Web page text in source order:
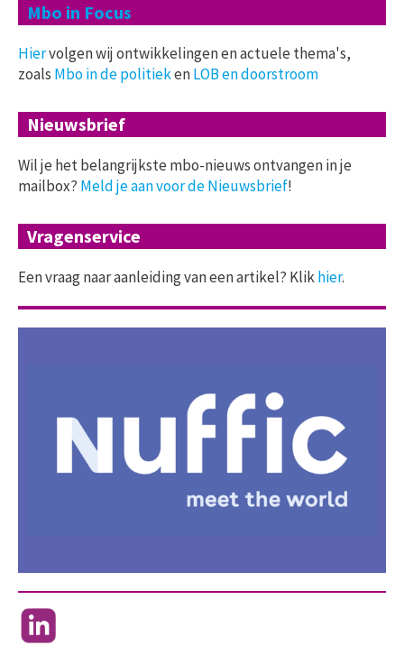
Mbo in Focus
Hiervolgen wij ontwikkelingen en actuele thema's,
zoals Mbo in de politiekenLOB en doorstroom
Nieuwsbrief
Wil je het belangrijkste mbo-nieuws ontvangen in je
mailbox? Meld je aan voor de Nieuwsbrief!
Vragenservice
Een vraag naar aanleiding van een artikel? Klikhier.